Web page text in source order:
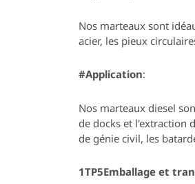
Nos marteaux sont
acier, les pieux
#Application:
Nos marteaux diesel
de docks et l'extraction
de génie civil, les
1TP5Emballage et